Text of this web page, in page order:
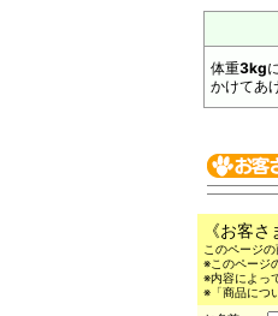
体重3kg
かけてあ
《お客
このページ
※このページ
※内容によっ
※「商品につ